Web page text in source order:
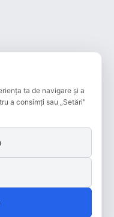
acest site
Payments
ta de navigare și a
a consimți sau „Setări"